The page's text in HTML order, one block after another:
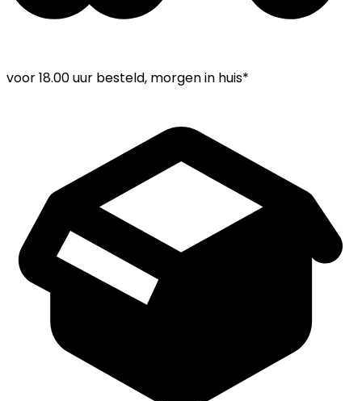
voor18.00 uur besteld, morgen in huis*